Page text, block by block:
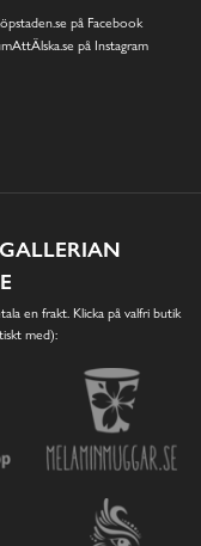
på Facebook
på Instagram
en frakt. Klicka på valfri butik
med):